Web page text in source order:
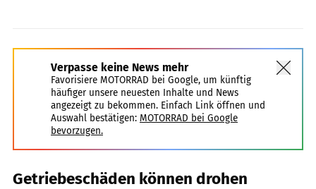
Verpasse keine News mehr
Favorisiere MOTORRAD bei Google, um künftig
häufiger unsere neuesten Inhalte und News
angezeigt zu bekommen. Einfach Link öffnen und
Auswahl bestätigen: MOTORRAD bei Google
bevorzugen.
Getriebeschäden können drohen